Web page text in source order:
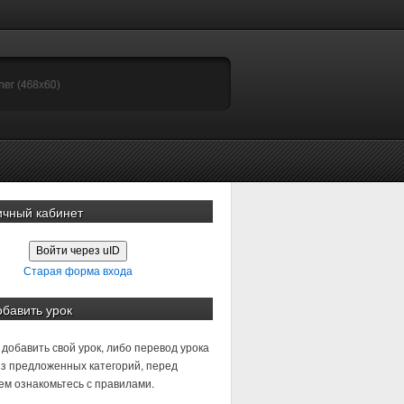
кабинет
Войти через uID
Старая форма входа
урок
свой урок, либо перевод урока
предложенных категорий, перед
ознакомьтесь с правилами.